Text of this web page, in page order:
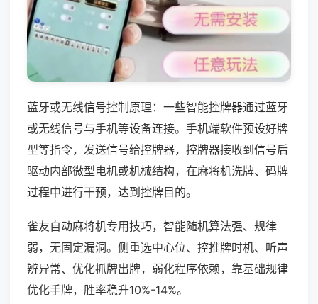
蓝牙或无线信号控制原理：一些智能控牌器通过蓝牙
或无线信号与手机等设备连接。手机端软件预设好牌
型等指令，发送信号给控牌器，控牌器接收到信号后
驱动内部微型电机或机械结构，在麻将机洗牌、码牌
过程中进行干预，达到控牌目的。
雀友自动麻将机专用技巧，智能随机算法强、规律
弱，无固定漏洞。侧重选中心位、控推牌时机、听声
辨异常、优化抓牌出牌，弱化程序依赖，靠基础规律
优化手牌，胜率稳升10%-14%。